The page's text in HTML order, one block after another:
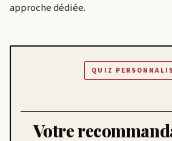
approche dédiée.
QUIZ
Votre